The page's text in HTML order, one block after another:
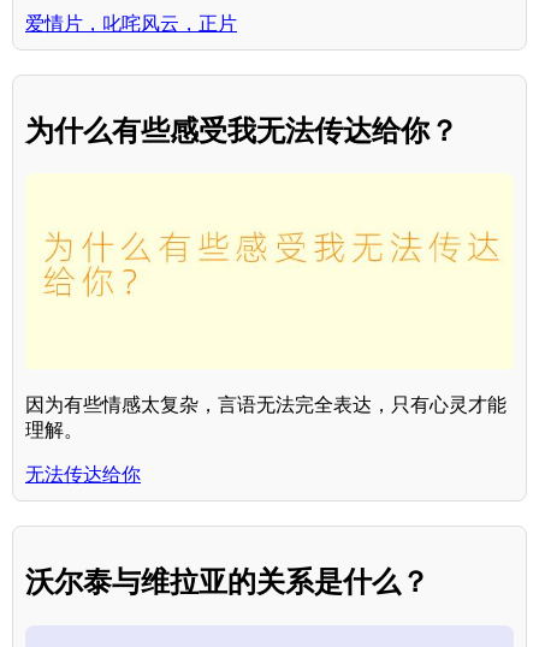
爱情片，叱咤风云，正片
为什么有些感受我无法传达给你？
因为有些情感太复杂，言语无法完全表达，只有心灵才能
理解。
无法传达给你
沃尔泰与维拉亚的关系是什么？